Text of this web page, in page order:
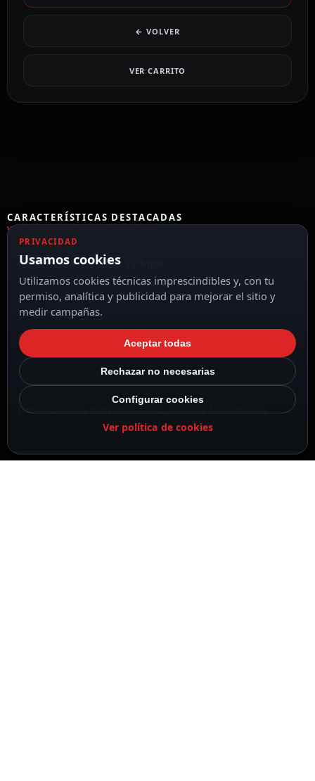
← VOLVER
VER CARRITO
CARACTERÍSTICAS DESTACADAS
VER TODAS LAS CARACTERÍSTICAS
Resolución máxima 12 Mpx
Compresión H.265+/H.265/H.264+/H.264
Detección de movimiento 2.0 todos los canales
PRIVACIDAD
Usamos cookies
Utilizamos cookies técnicas imprescindibles y, con tu
permiso, analítica y publicidad para mejorar el sitio y
medir campañas.
Aceptar todas
Rechazar no necesarias
Configurar cookies
Ver política de cookies